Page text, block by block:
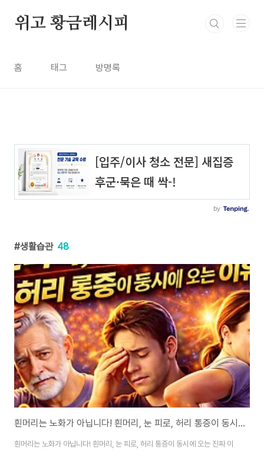
위고 황금레시피
홈 태그 방명록
생활습관 48
흰머리는 노화가 아닙니다! 흰머리, 눈 피로, 허리 통증이 동시에 오는 진짜 이유
흰머리는 노화가 아닙니다! 흰머리, 눈 피로, 허리 통증이 동시에 오는 진짜 이